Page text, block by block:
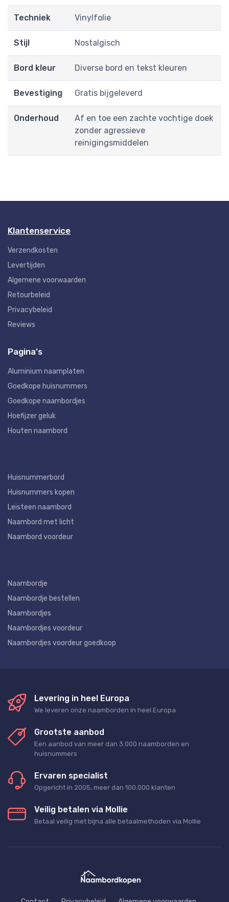
Techniek Vinylfolie
Stijl Nostalgisch
Bord kleur Diverse bord en tekst kleuren
Bevestiging Gratis bijgeleverd
Onderhoud
Af en toe een zachte vochtige doek
zonder agressieve
reinigingsmiddelen
Klantenservice
Verzendkosten
Levertijden
Algemene voorwaarden
Retourbeleid
Privacybeleid
Reviews
Pagina's
Aluminium naamplaten
Goedkope huisnummers
Goedkope naambordjes
Hoefijzer geluk
Houten naambord
Huisnummerbord
Huisnummers kopen
Leisteen naambord
Naambord met licht
Naambord voordeur
Naambordje
Naambordje bestellen
Naambordjes
Naambordjes voordeur
Naambordjes voordeur goedkoop
Levering in heel Europa
We leveren onze naamborden in heel Europa
Grootste aanbod
Een aanbod van meer dan 3.000 naamborden en
huisnummers
Ervaren specialist
Opgericht in 2005, meer dan 100.000 klanten
Veilig betalen via Mollie
Betaal veilig met bijna alle betaalmethoden via Mollie